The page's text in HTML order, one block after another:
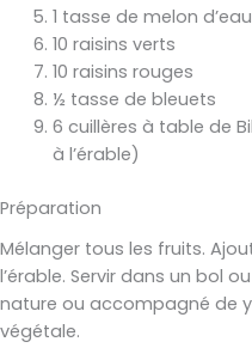
1 tasse de melon
10 raisins verts
10 raisins rouges
½ tasse de bleuets
6 cuillères à table de
à l’érable)
Préparation
Mélanger tous les fruits.
l’érable. Servir dans un bol
nature ou accompagné de
végétale.